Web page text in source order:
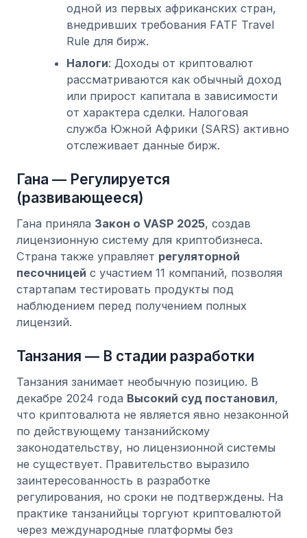
одной из первых африканских стран,
внедривших требования FATF Travel
Rule для бирж.
Налоги: Доходы от криптовалют
рассматриваются как обычный доход
или прирост капитала в зависимости
от характера сделки. Налоговая
служба Южной Африки (SARS) активно
отслеживает данные бирж.
Гана — Регулируется
(развивающееся)
Гана приняла Закон о VASP 2025, создав
лицензионную систему для криптобизнеса.
Страна также управляет регуляторной
песочницей с участием 11 компаний, позволяя
стартапам тестировать продукты под
наблюдением перед получением полных
лицензий.
Танзания — В стадии разработки
Танзания занимает необычную позицию. В
декабре 2024 года Высокий суд постановил,
что криптовалюта не является явно незаконной
по действующему танзанийскому
законодательству, но лицензионной системы
не существует. Правительство выразило
заинтересованность в разработке
регулирования, но сроки не подтверждены. На
практике танзанийцы торгуют криптовалютой
через международные платформы без